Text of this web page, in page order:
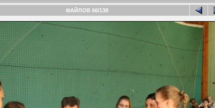
ФАЙЛОВ 66/138